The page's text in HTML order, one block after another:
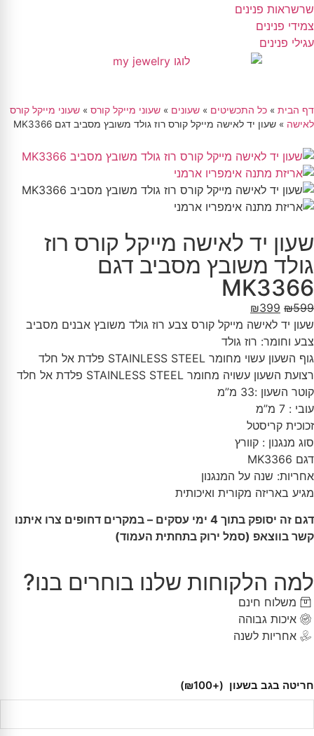
שרשראות פנינים
צמידי פנינים
עגילי פנינים
דף הבית » כל התכשיטים » שעונים » שעוני מייקל קורס » שעוני מייקל קורס
לאישה » שעון יד לאישה מייקל קורס רוז גולד משובץ מסביב דגם MK3366
שעון יד לאישה מייקל קורס רוז
גולד משובץ מסביב דגם
MK3366
₪599
₪399
שעון יד לאישה מייקל קורס צבע רוז גולד משובץ אבנים מסביב
צבע וחומר: רוז גולד
גוף השעון עשוי מחומר STAINLESS STEEL פלדת אל חלד
רצועת השעון עשויה מחומר STAINLESS STEEL פלדת אל חלד
קוטר השעון :33 מ”מ
עובי : 7 מ”מ
זכוכית קריסטל
סוג מנגנון : קוורץ
דגם MK3366
אחריות: שנה על המנגנון
מגיע באריזה מקורית ואיכותית
דגם זה יסופק בתוך 4 ימי עסקים – במקרים דחופים צרו איתנו
קשר בווצאפ (סמל ירוק בתחתית העמוד)
למה הלקוחות שלנו בוחרים בנו?
משלוח חינם
איכות גבוהה
אחריות לשנה
חריטה בגב בשעון (+₪100)